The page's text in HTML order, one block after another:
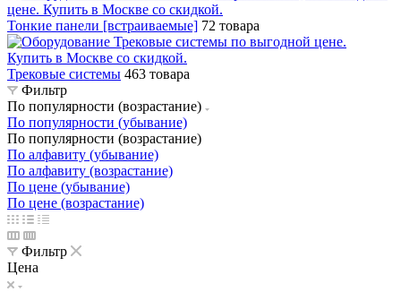
Тонкие панели [встраиваемые] 72 товара
Трековые системы 463 товара
Фильтр
По популярности (возрастание)
По популярности (убывание)
По популярности (возрастание)
По алфавиту (убывание)
По алфавиту (возрастание)
По цене (убывание)
По цене (возрастание)
Фильтр
Цена